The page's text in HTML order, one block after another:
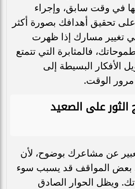
في وقت سابق، وإجراء
تحقيق أهدافك بصورة أكثر
في تغيير مسارك إذا ظهرت
فالمثابرة التي تتمتع
الأفكار البسيطة إلى
مرور الوقت.
على الصعيد
عن مشاعرك بوضوح، لأن
بعض المواقف قد يسبب سوء
ويظل الحوار الصادق